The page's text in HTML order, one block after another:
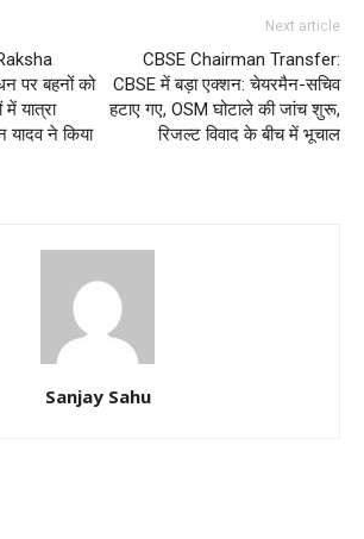
पर बहनों को
में यात्रा
यादव ने किया
Next article
CBSE Chairman Transfer:
CBSE में बड़ा एक्शन: चेयरमैन-सचिव
हटाए गए, OSM घोटाले की जांच शुरू,
रिजल्ट विवाद के बीच में भूचाल
Sanjay Sahu